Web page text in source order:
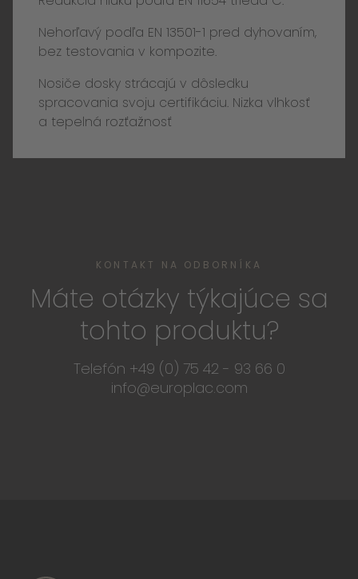
Nehorľavý podľa EN 13501-1 pred dyhovaním,
bez testovania v kompozite.
Nosiče dosky strácajú v dôsledku
spracovania svoju certifikáciu. Nizka vlhkosť
a tepelná rozťažnosť
KONTAKT NA ODBORNÍKA
Máte otázky týkajúce sa
tohto produktu?
Telefón +49 (0) 75 42 - 93 66 0
info@europlac.com